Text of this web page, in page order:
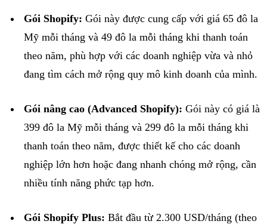
Gói Shopify: Gói này được cung cấp với giá 65 đô la
Mỹ mỗi tháng và 49 đô la mỗi tháng khi thanh toán
theo năm, phù hợp với các doanh nghiệp vừa và nhỏ
đang tìm cách mở rộng quy mô kinh doanh của mình.
Gói nâng cao (Advanced Shopify): Gói này có giá là
399 đô la Mỹ mỗi tháng và 299 đô la mỗi tháng khi
thanh toán theo năm, được thiết kế cho các doanh
nghiệp lớn hơn hoặc đang nhanh chóng mở rộng, cần
nhiều tính năng phức tạp hơn.
Gói Shopify Plus: Bắt đầu từ 2.300 USD/tháng (theo